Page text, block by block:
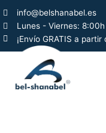
contenido
info@belshanabel.es
Lunes - Viernes:
¡Envío GRATIS a